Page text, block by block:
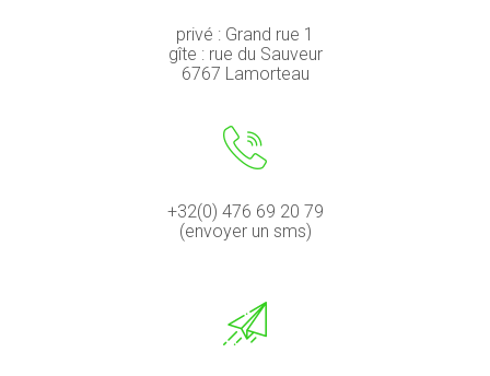
privé : Grand rue 1
gîte : rue du Sauveur
6767 Lamorteau
+32(0) 476 69 20 79
(envoyer un sms)